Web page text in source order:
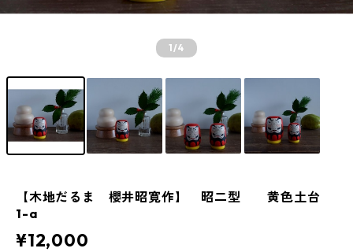
1/4
【木地だるま 櫻井昭寛作】 昭二型 黄色土台
1-a
¥12,000